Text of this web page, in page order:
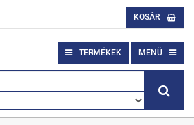
KOSÁR
TERMÉKEK MENÜ